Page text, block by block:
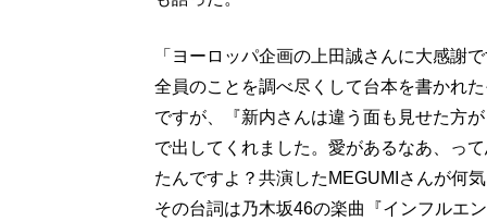
「ヨーロッパ企画の上田誠さんに大感謝
全員のことを調べ尽くして台本を書かれ
ですが、『新内さんは違う面も見せた方
で出してくれました。愛があるなあ、っ
たんですよ？共演したMEGUMIさんが何
その台詞は乃木坂46の楽曲『インフルエ